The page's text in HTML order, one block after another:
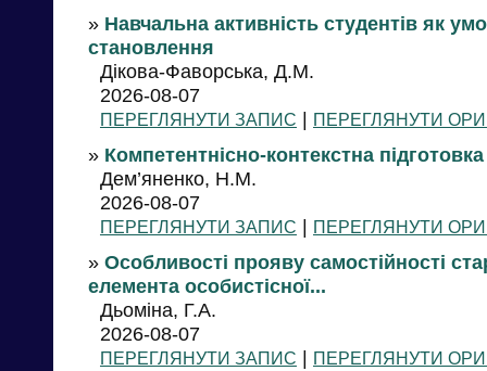
» Навчальна активність студентів як
становлення
Дікова-Фаворська, Д.М.
2026-08-07
ПЕРЕГЛЯНУТИ ЗАПИС | ПЕРЕГЛЯНУТИ
» Компетентнісно-контекстна
Дем’яненко, Н.М.
2026-08-07
ПЕРЕГЛЯНУТИ ЗАПИС | ПЕРЕГЛЯНУТИ
» Особливості прояву самостійності
елемента особистісної...
Дьоміна, Г.А.
2026-08-07
ПЕРЕГЛЯНУТИ ЗАПИС | ПЕРЕГЛЯНУТИ